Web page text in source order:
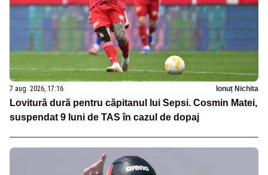
7 aug. 2026, 17:16 Ionuț Nichita
Lovitură dură pentru căpitanul lui Sepsi. Cosmin Matei,
suspendat 9 luni de TAS în cazul de dopaj